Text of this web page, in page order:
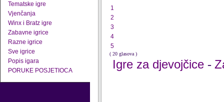
Tematske igre
Vjenčanja
Winx i Bratz igre
Zabavne igrice
Razne igrice
Sve igrice
Popis igara
PORUKE POSJETIOCA
1
2
3
4
5
( 20 glasova )
Igre za djevojčice -